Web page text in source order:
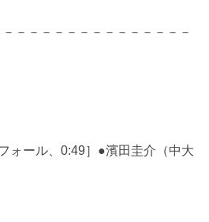
－－－－－－－－－－－－－－
ォール、0:49］●濱田圭介（中大